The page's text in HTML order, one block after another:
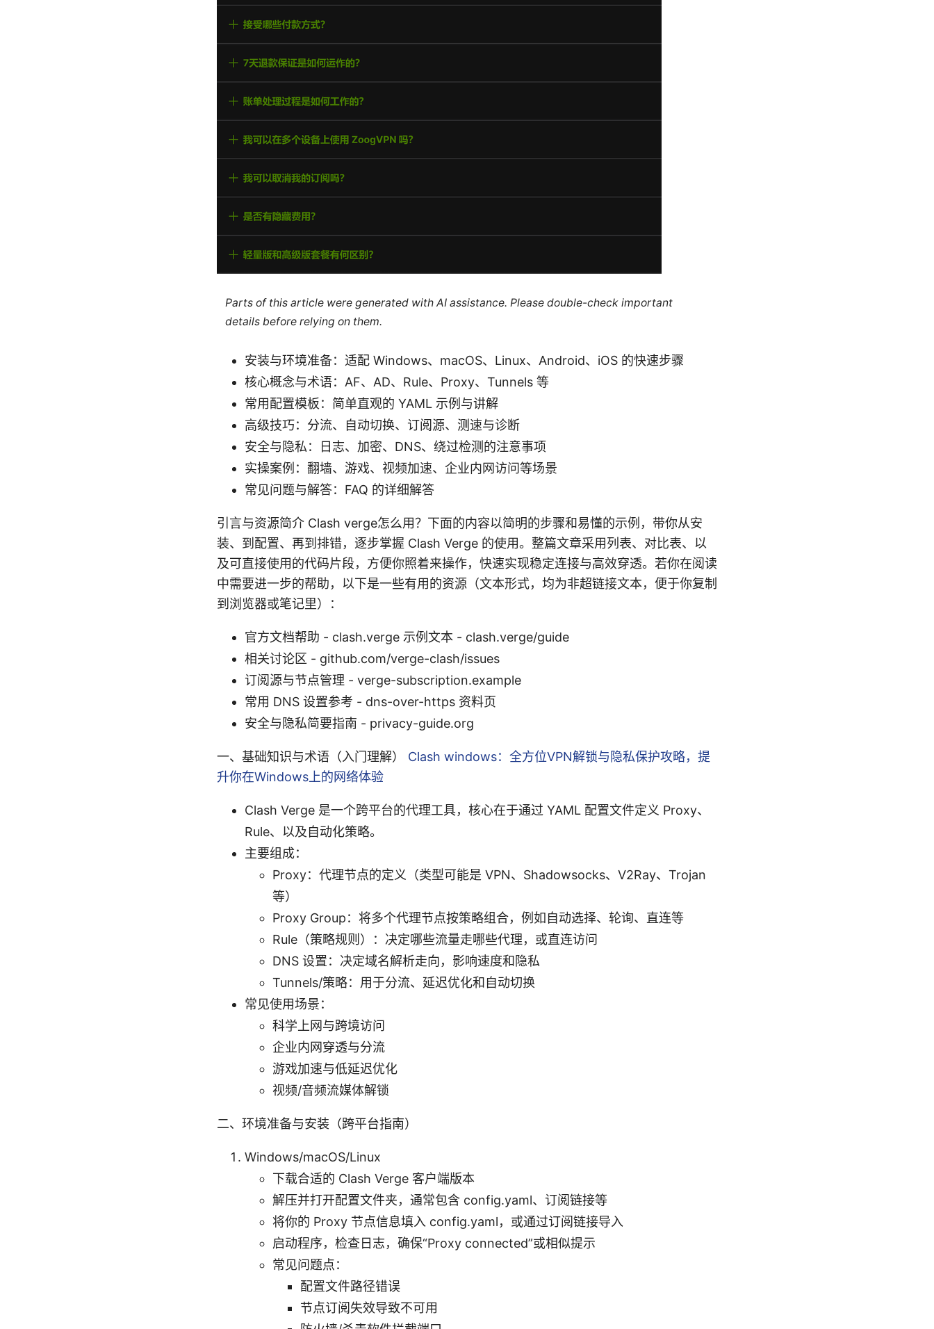
Parts of this article were generated with AI assistance. Please double-check important
details before relying on them.
安装与环境准备：适配 Windows、macOS、Linux、Android、iOS 的快速步骤
核心概念与术语：AF、AD、Rule、Proxy、Tunnels 等
常用配置模板：简单直观的 YAML 示例与讲解
高级技巧：分流、自动切换、订阅源、测速与诊断
安全与隐私：日志、加密、DNS、绕过检测的注意事项
实操案例：翻墙、游戏、视频加速、企业内网访问等场景
常见问题与解答：FAQ 的详细解答
引言与资源简介 Clash verge怎么用？下面的内容以简明的步骤和易懂的示例，带你从安
装、到配置、再到排错，逐步掌握 Clash Verge 的使用。整篇文章采用列表、对比表、以
及可直接使用的代码片段，方便你照着来操作，快速实现稳定连接与高效穿透。若你在阅读
中需要进一步的帮助，以下是一些有用的资源（文本形式，均为非超链接文本，便于你复制
到浏览器或笔记里）：
官方文档帮助 - clash.verge 示例文本 - clash.verge/guide
相关讨论区 - github.com/verge-clash/issues
订阅源与节点管理 - verge-subscription.example
常用 DNS 设置参考 - dns-over-https 资料页
安全与隐私简要指南 - privacy-guide.org
一、基础知识与术语（入门理解） Clash windows：全方位VPN解锁与隐私保护攻略，提
升你在Windows上的网络体验
Clash Verge 是一个跨平台的代理工具，核心在于通过 YAML 配置文件定义 Proxy、
Rule、以及自动化策略。
主要组成：
Proxy：代理节点的定义（类型可能是 VPN、Shadowsocks、V2Ray、Trojan
等）
Proxy Group：将多个代理节点按策略组合，例如自动选择、轮询、直连等
Rule（策略规则）：决定哪些流量走哪些代理，或直连访问
DNS 设置：决定域名解析走向，影响速度和隐私
Tunnels/策略：用于分流、延迟优化和自动切换
常见使用场景：
科学上网与跨境访问
企业内网穿透与分流
游戏加速与低延迟优化
视频/音频流媒体解锁
二、环境准备与安装（跨平台指南）
Windows/macOS/Linux
下载合适的 Clash Verge 客户端版本
解压并打开配置文件夹，通常包含 config.yaml、订阅链接等
将你的 Proxy 节点信息填入 config.yaml，或通过订阅链接导入
启动程序，检查日志，确保“Proxy connected”或相似提示
常见问题点：
配置文件路径错误
节点订阅失效导致不可用